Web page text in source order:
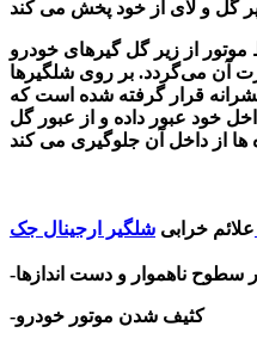
از زیر گل گیرهای خودرو
آن می‌گردد. بر روی شلگیرها
قرار گرفته شده است که
خود عبور داده و از عبور گل
علائم خرابی
سطوح ناهموار و دست اندازها
-کثیف شدن موتور خودرو